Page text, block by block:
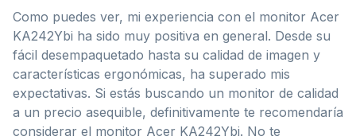
Como puedes ver, mi experiencia con el monitor Acer
KA242Ybi ha sido muy positiva en general. Desde su
fácil desempaquetado hasta su calidad de imagen y
características ergonómicas, ha superado mis
expectativas. Si estás buscando un monitor de calidad
a un precio asequible, definitivamente te recomendaría
considerar el monitor Acer KA242Ybi. No te